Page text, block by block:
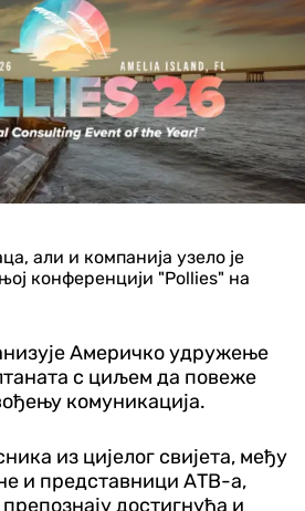
али и компанија узело је
конференцији "Pollies" на
Америчко удружење
с циљем да повеже
комуникација.
из цијелог свијета, међу
и представници АТВ-а,
достигнућа и